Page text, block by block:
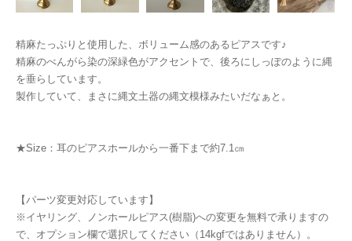
精麻たっぷりと使用した、ボリューム感のあるピアスです♪
精麻のべんがら染の深緑色がアクセントで、後ろにしっぽのように縄
を垂らしています。
製作していて、まさに縄文土器の縄文模様みたいだなぁと。
★Size：耳のピアスホールから一番下まで約7.1㎝
【パーツ変更対応しています】
※イヤリング、ノンホールピアス(樹脂)への変更を無料で承りますの
で、オプション欄で選択してください（14kgfではありません）。